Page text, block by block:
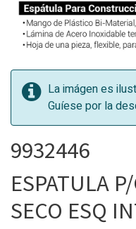
La imágen es
Guíese por la
9932446
ESPATULA
SECO ESQ